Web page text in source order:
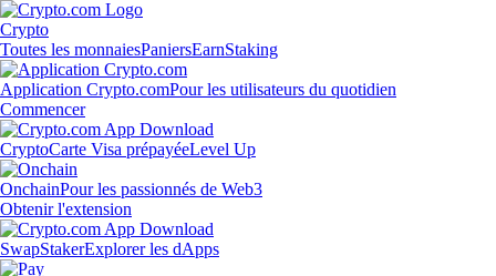
Crypto
Toutes les monnaiesPaniersEarnStaking
Application Crypto.comPour les utilisateurs du quotidien
Commencer
CryptoCarte Visa prépayéeLevel Up
OnchainPour les passionnés de Web3
Obtenir l'extension
SwapStakerExplorer les dApps